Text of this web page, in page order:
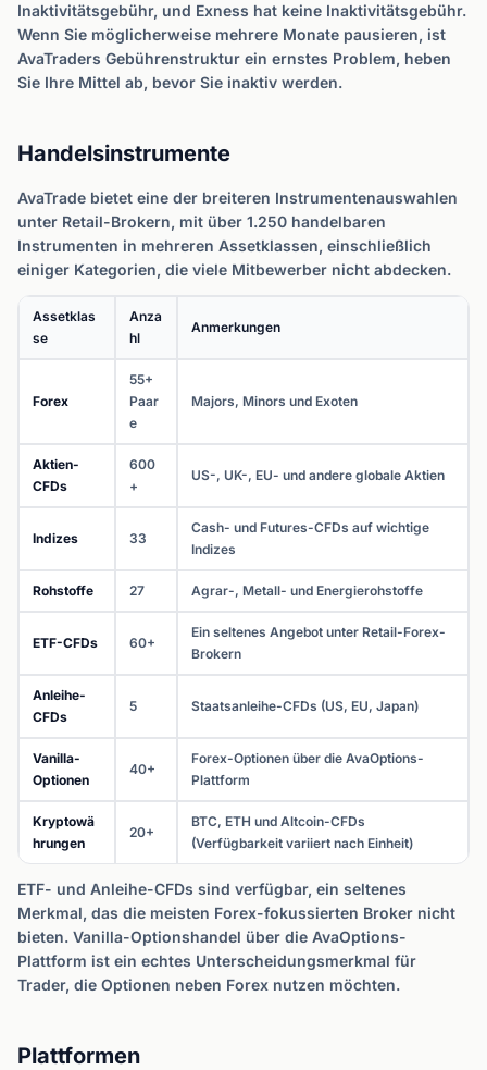
Inaktivitätsgebühr, und Exness hat keine Inaktivitätsgebühr.
Wenn Sie möglicherweise mehrere Monate pausieren, ist
AvaTraders Gebührenstruktur ein ernstes Problem, heben
Sie Ihre Mittel ab, bevor Sie inaktiv werden.
Handelsinstrumente
AvaTrade bietet eine der breiteren Instrumentenauswahlen
unter Retail-Brokern, mit über 1.250 handelbaren
Instrumenten in mehreren Assetklassen, einschließlich
einiger Kategorien, die viele Mitbewerber nicht abdecken.
Assetklas
se
Anza
hl
Anmerkungen
Forex
55+
Paar
e
Majors, Minors und Exoten
Aktien-
CFDs
600
+
US-, UK-, EU- und andere globale Aktien
Indizes 33
Cash- und Futures-CFDs auf wichtige
Indizes
Rohstoffe 27 Agrar-, Metall- und Energierohstoffe
ETF-CFDs 60+
Ein seltenes Angebot unter Retail-Forex-
Brokern
Anleihe-
CFDs
5 Staatsanleihe-CFDs (US, EU, Japan)
Vanilla-
Optionen
40+
Forex-Optionen über die AvaOptions-
Plattform
Kryptowä
hrungen
20+
BTC, ETH und Altcoin-CFDs
(Verfügbarkeit variiert nach Einheit)
ETF- und Anleihe-CFDs sind verfügbar, ein seltenes
Merkmal, das die meisten Forex-fokussierten Broker nicht
bieten. Vanilla-Optionshandel über die AvaOptions-
Plattform ist ein echtes Unterscheidungsmerkmal für
Trader, die Optionen neben Forex nutzen möchten.
Plattformen